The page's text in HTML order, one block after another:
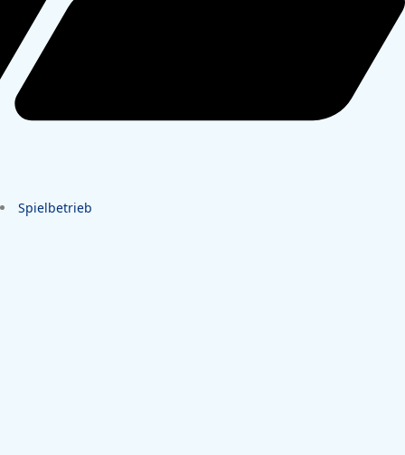
Spielbetrieb